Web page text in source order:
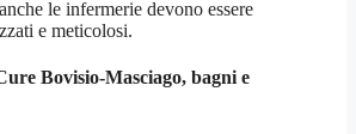
le infermerie devono essere
e meticolosi.
Bovisio-Masciago, bagni e